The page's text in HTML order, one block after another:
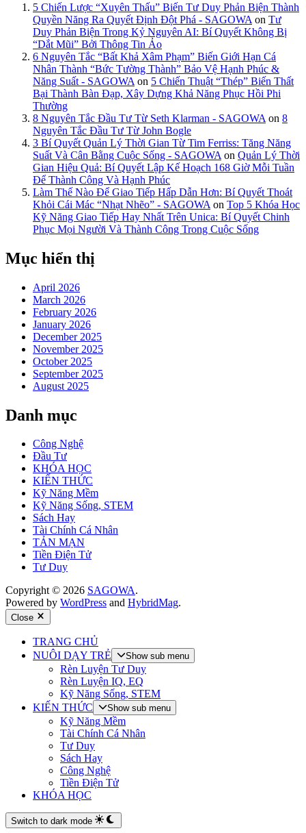
5 Chiến Lược “Xuyên Thấu” Biến Tư Duy Phản Biện Thành
Quyền Năng Ra Quyết Định Đột Phá - SAGOWA on Tư
Duy Phản Biện Trong Kỷ Nguyên AI: Bí Quyết Không Bị
“Dắt Mũi” Bởi Thông Tin Ảo
6 Nguyên Tắc “Bất Khả Xâm Phạm” Biến Giới Hạn Cá
Nhân Thành “Bức Tường Thành” Bảo Vệ Hạnh Phúc &
Năng Suất - SAGOWA on 5 Chiến Thuật “Thép” Biến Thất
Bại Thành Bàn Đạp, Xây Dựng Khả Năng Phục Hồi Phi
Thường
8 Nguyên Tắc Đầu Tư Từ Seth Klarman - SAGOWA on 8
Nguyên Tắc Đầu Tư Từ John Bogle
3 Bí Quyết Quản Lý Thời Gian Từ Tim Ferriss: Tăng Năng
Suất Và Cân Bằng Cuộc Sống - SAGOWA on Quản Lý Thời
Gian Hiệu Quả: Bí Quyết Lập Kế Hoạch 168 Giờ Mỗi Tuần
Để Thành Công Và Hạnh Phúc
Làm Thế Nào Để Giao Tiếp Hấp Dẫn Hơn: Bí Quyết Thoát
Khỏi Cái Mác “Nhạt Nhẽo” - SAGOWA on Top 5 Khóa Học
Kỹ Năng Giao Tiếp Hay Nhất Trên Unica: Bí Quyết Chinh
Phục Mọi Người Và Thành Công Trong Cuộc Sống
Mục hiển thị
April 2026
March 2026
February 2026
January 2026
December 2025
November 2025
October 2025
September 2025
August 2025
Danh mục
Công Nghệ
Đầu Tư
KHÓA HỌC
KIẾN THỨC
Kỹ Năng Mềm
Kỹ Năng Sống, STEM
Sách Hay
Tài Chính Cá Nhân
TẢN MẠN
Tiền Điện Tử
Tư Duy
Copyright © 2026 SAGOWA.
Powered by WordPress and HybridMag.
Close
TRANG CHỦ
NUÔI DẠY TRẺ
Show sub menu
Rèn Luyện Tư Duy
Rèn Luyện IQ, EQ
Kỹ Năng Sống, STEM
KIẾN THỨC
Show sub menu
Kỹ Năng Mềm
Tài Chính Cá Nhân
Tư Duy
Sách Hay
Công Nghệ
Tiền Điện Tử
KHÓA HỌC
Switch to dark mode